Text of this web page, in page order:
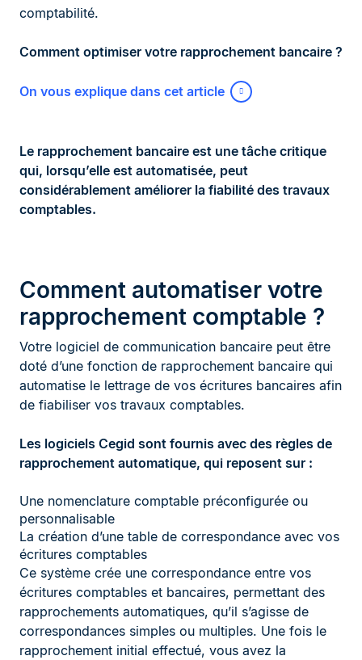
comptabilité.
Comment optimiser votre rapprochement bancaire ?
On vous explique dans cet article
Le rapprochement bancaire est une tâche critique
qui, lorsqu’elle est automatisée, peut
considérablement améliorer la fiabilité des travaux
comptables.
Comment automatiser votre
rapprochement comptable ?
Votre logiciel de communication bancaire peut être
doté d’une fonction de rapprochement bancaire qui
automatise le lettrage de vos écritures bancaires afin
de fiabiliser vos travaux comptables.
Les logiciels Cegid sont fournis avec des règles de
rapprochement automatique, qui reposent sur :
Une nomenclature comptable préconfigurée ou
personnalisable
La création d’une table de correspondance avec vos
écritures comptables
Ce système crée une correspondance entre vos
écritures comptables et bancaires, permettant des
rapprochements automatiques, qu’il s’agisse de
correspondances simples ou multiples. Une fois le
rapprochement initial effectué, vous avez la